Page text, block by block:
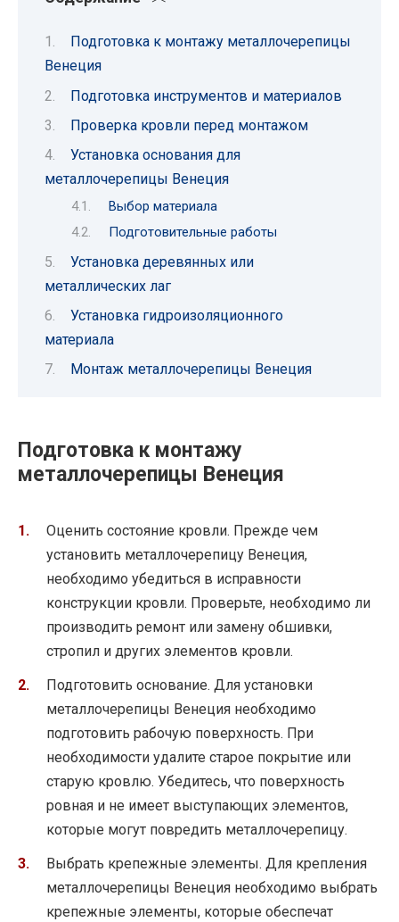
Подготовка к монтажу металлочерепицы
Венеция
Подготовка инструментов и материалов
Проверка кровли перед монтажом
Установка основания для
металлочерепицы Венеция
Выбор материала
Подготовительные работы
Установка деревянных или
металлических лаг
Установка гидроизоляционного
материала
Монтаж металлочерепицы Венеция
Подготовка к монтажу
металлочерепицы Венеция
Оценить состояние кровли. Прежде чем
установить металлочерепицу Венеция,
необходимо убедиться в исправности
конструкции кровли. Проверьте, необходимо ли
производить ремонт или замену обшивки,
стропил и других элементов кровли.
Подготовить основание. Для установки
металлочерепицы Венеция необходимо
подготовить рабочую поверхность. При
необходимости удалите старое покрытие или
старую кровлю. Убедитесь, что поверхность
ровная и не имеет выступающих элементов,
которые могут повредить металлочерепицу.
Выбрать крепежные элементы. Для крепления
металлочерепицы Венеция необходимо выбрать
крепежные элементы, которые обеспечат